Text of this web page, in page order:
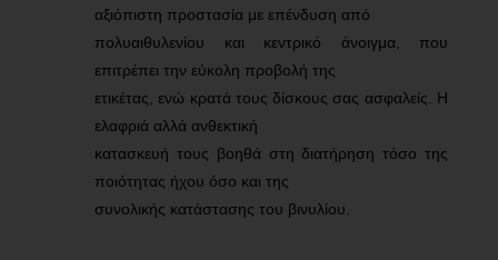
αξιόπιστη προστασία με επένδυση από
πολυαιθυλενίου και κεντρικό άνοιγμα, που
επιτρέπει την εύκολη προβολή της
ετικέτας, ενώ κρατά τους δίσκους σας ασφαλείς. Η
ελαφριά αλλά ανθεκτική
κατασκευή τους βοηθά στη διατήρηση τόσο της
ποιότητας ήχου όσο και της
συνολικής κατάστασης του βινυλίου.